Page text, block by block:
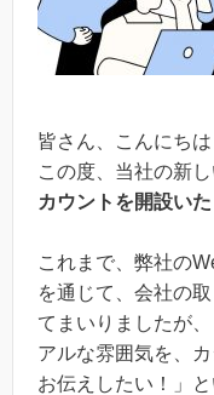
皆さん、こんにちは
この度、当社の新し
カウントを開設いた
これまで、弊社の
を通じて、会社の
てまいりましたが
アルな雰囲気を、
お伝えしたい！」